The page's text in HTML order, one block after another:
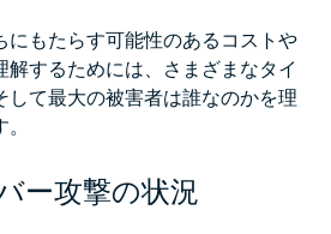
にもたらす可能性のあるコストや
するためには、さまざまなタイ
して最大の被害者は誰なのかを理
ー攻撃の状況